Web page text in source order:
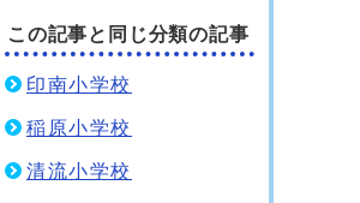
この記事と同じ分類の記事
印南小学校
稲原小学校
清流小学校